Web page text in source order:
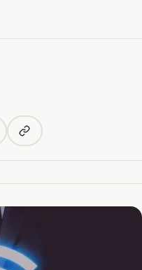
Copy link